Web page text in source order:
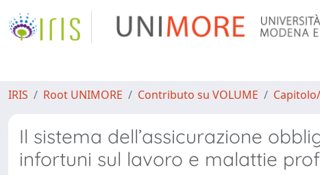
IRIS Root UNIMORE Contributo su VOLUME
Il sistema dell’assicurazione
infortuni sul lavoro e malattie